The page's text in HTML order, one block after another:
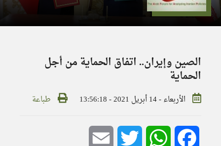
الصين وإيران.. اتفاق الحماية من أجل
الحماية
الأربعاء - 14 أبريل 2021 - 13:56:18 طباعة
Facebook
WhatsApp
Twitter